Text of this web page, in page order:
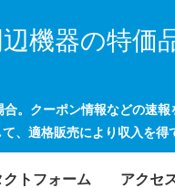
機器の特価
クーポン情報などの速
、適格販売により収入を得
クトフォーム アクセ